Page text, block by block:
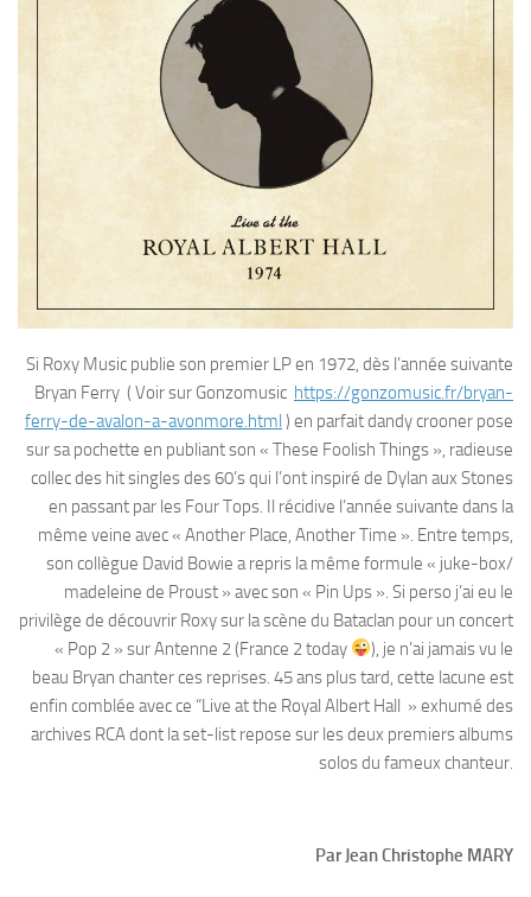
Si Roxy Music publie son premier LP en 1972, dès l’année suivante
Bryan Ferry ( Voir sur Gonzomusic https://gonzomusic.fr/bryan-
ferry-de-avalon-a-avonmore.html ) en parfait dandy crooner pose
sur sa pochette en publiant son « These Foolish Things », radieuse
collec des hit singles des 60’s qui l’ont inspiré de Dylan aux Stones
en passant par les Four Tops. Il récidive l’année suivante dans la
même veine avec « Another Place, Another Time ». Entre temps,
son collègue David Bowie a repris la même formule « juke-box/
madeleine de Proust » avec son « Pin Ups ». Si perso j’ai eu le
privilège de découvrir Roxy sur la scène du Bataclan pour un concert
« Pop 2 » sur Antenne 2 (France 2 today
), je n’ai jamais vu le
beau Bryan chanter ces reprises. 45 ans plus tard, cette lacune est
enfin comblée avec ce “Live at the Royal Albert Hall » exhumé des
archives RCA dont la set-list repose sur les deux premiers albums
solos du fameux chanteur.
Par Jean Christophe MARY